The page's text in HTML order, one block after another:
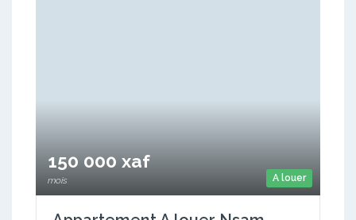
A louer
150 000 xaf
mois